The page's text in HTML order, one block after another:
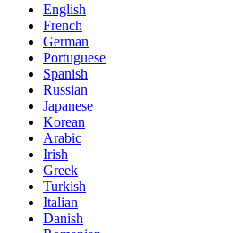
English
French
German
Portuguese
Spanish
Russian
Japanese
Korean
Arabic
Irish
Greek
Turkish
Italian
Danish